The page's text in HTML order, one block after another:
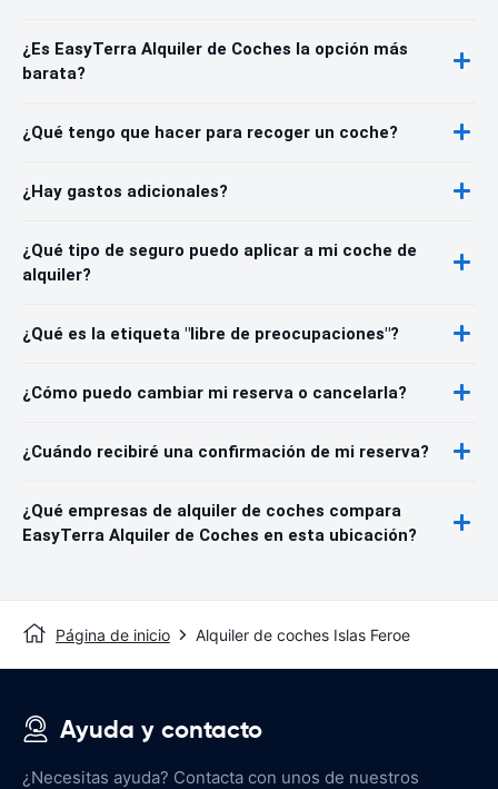
¿Es EasyTerra Alquiler de Coches la opción más
barata?
¿Qué tengo que hacer para recoger un coche?
¿Hay gastos adicionales?
¿Qué tipo de seguro puedo aplicar a mi coche de
alquiler?
¿Qué es la etiqueta "libre de preocupaciones"?
¿Cómo puedo cambiar mi reserva o cancelarla?
¿Cuándo recibiré una confirmación de mi reserva?
¿Qué empresas de alquiler de coches compara
EasyTerra Alquiler de Coches en esta ubicación?
Página de inicio Alquiler de coches Islas Feroe
Ayuda y contacto
¿Necesitas ayuda? Contacta con unos de nuestros